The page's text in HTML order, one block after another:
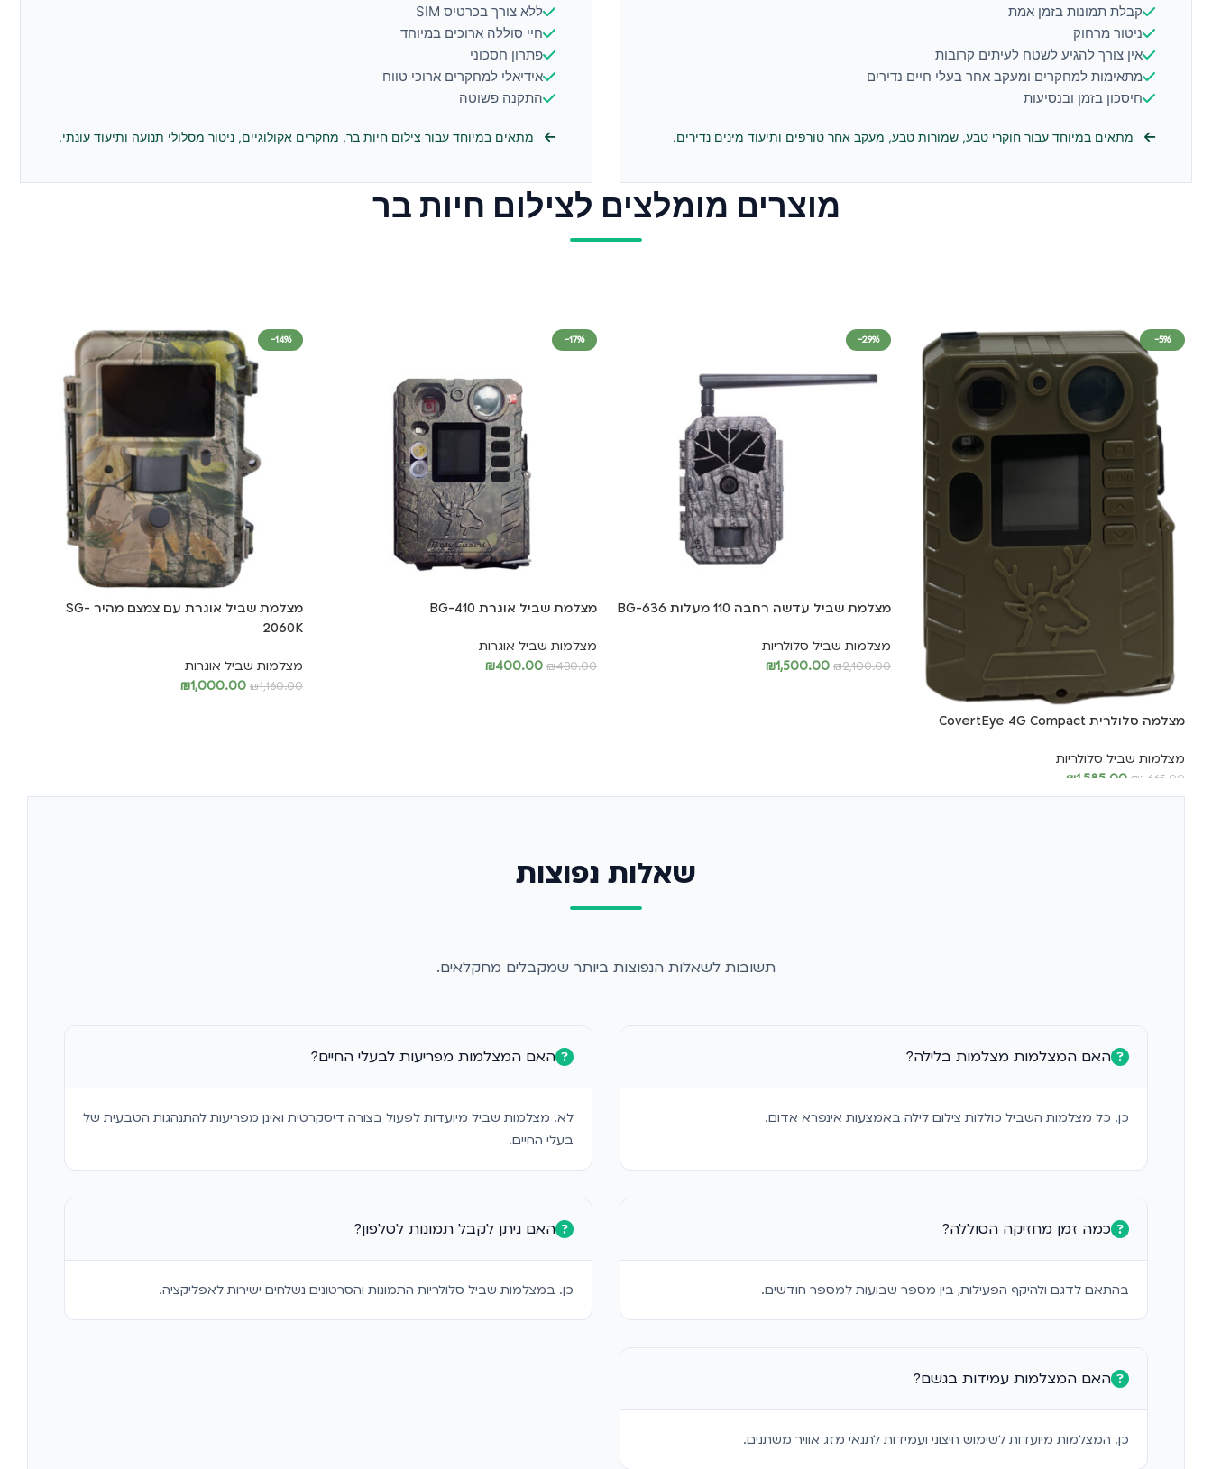
קבלת תמונות בזמן אמת
ניטור מרחוק
אין צורך להגיע לשטח לעיתים קרובות
מתאימות למחקרים ומעקב אחר בעלי חיים נדירים
חיסכון בזמן ובנסיעות
מתאים במיוחד עבור חוקרי טבע, שמורות טבע, מעקב אחר טורפים ותיעוד מינים נדירים.
ללא צורך בכרטיס SIM
חיי סוללה ארוכים במיוחד
פתרון חסכוני
אידיאלי למחקרים ארוכי טווח
התקנה פשוטה
מתאים במיוחד עבור צילום חיות בר, מחקרים אקולוגיים, ניטור מסלולי תנועה ותיעוד עונתי.
מוצרים מומלצים לצילום חיות בר
-5%
מצלמה סלולרית CovertEye 4G Compact
מצלמות שביל סלולריות
₪1,665.00
₪1,585.00
-29%
מצלמת שביל עדשה רחבה 110 מעלות BG-636
מצלמות שביל סלולריות
₪2,100.00
₪1,500.00
-17%
מצלמת שביל אוגרת BG-410
מצלמות שביל אוגרות
₪480.00
₪400.00
-14%
מצלמת שביל אוגרת עם צמצם מהיר SG-
2060K
מצלמות שביל אוגרות
₪1,160.00
₪1,000.00
שאלות נפוצות
תשובות לשאלות הנפוצות ביותר שמקבלים מחקלאים.
האם המצלמות מצלמות בלילה?
כן. כל מצלמות השביל כוללות צילום לילה באמצעות אינפרא אדום.
האם המצלמות מפריעות לבעלי החיים?
לא. מצלמות שביל מיועדות לפעול בצורה דיסקרטית ואינן מפריעות להתנהגות הטבעית של
בעלי החיים.
כמה זמן מחזיקה הסוללה?
בהתאם לדגם ולהיקף הפעילות, בין מספר שבועות למספר חודשים.
האם ניתן לקבל תמונות לטלפון?
כן. במצלמות שביל סלולריות התמונות והסרטונים נשלחים ישירות לאפליקציה.
האם המצלמות עמידות בגשם?
כן. המצלמות מיועדות לשימוש חיצוני ועמידות לתנאי מזג אוויר משתנים.